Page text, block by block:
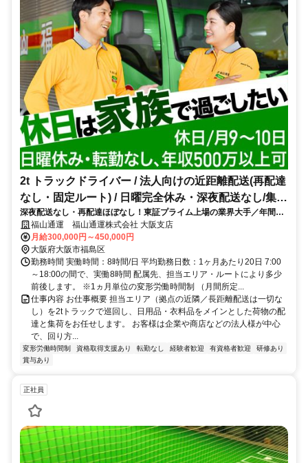
2t トラックドライバー / 法人向けの近距離配送(再配達
なし・固定ルート) / 日曜完全休み・深夜配送なし/集配
ﾄﾞﾗｲﾊﾞｰ2t(正社員)
深夜配送なし・再配達ほぼなし！東証プライム上場の業界大手／年間休
日110日
福山通運 福山通運株式会社 大阪支店
月給300,000円～450,000円
大阪府大阪市福島区
勤務時間 実働時間：8時間/日 平均勤務日数：1ヶ月あたり20日 7:00
～18:00の間で、実働8時間 配属先、担当エリア・ルートにより多少
前後します。 ※1ヵ月単位の変形労働時間制 （月間所定...
仕事内容 お仕事概要 担当エリア（拠点の近隣／長距離配送は一切な
し）を2tトラックで巡回し、日用品・衣料品をメインとした荷物の配
達と集荷をお任せします。 お客様は企業や商店などの法人様が中心
で、回り方...
変形労働時間制 資格取得支援あり 転勤なし 経験者歓迎 有資格者歓迎
研修あり
賞与あり
正社員